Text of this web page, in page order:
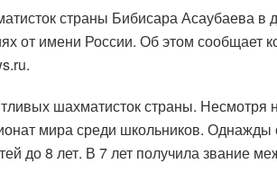
страны Бибисара Асаубаева в
от имени России. Об этом сообщает
шахматисток страны. Несмотря
мира среди школьников. Однажды
до 8 лет. В 7 лет получила звание